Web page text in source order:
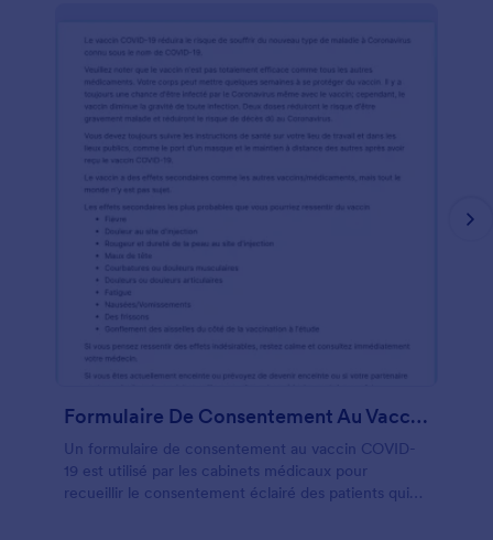
Formulaire De Consentement Au Vaccin COVID 19
Un formulaire de consentement au vaccin COVID-
19 est utilisé par les cabinets médicaux pour
recueillir le consentement éclairé des patients qui